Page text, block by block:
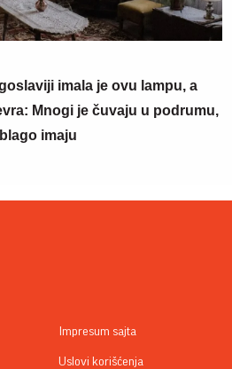
imala je ovu lampu, a
Mnogi je čuvaju u podrumu,
imaju
Impresum sajta
Uslovi korišćenja